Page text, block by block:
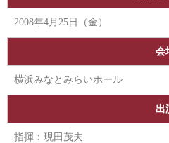
2008年4月25日（金）
会
横浜みなとみらいホール
出
指揮：現田茂夫